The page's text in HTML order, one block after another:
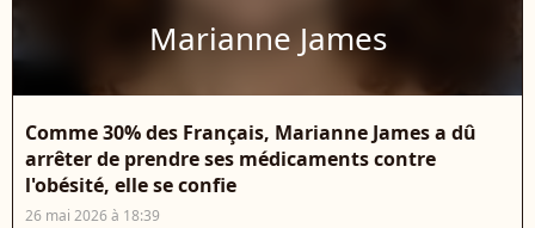
Marianne James
Comme 30% des Français, Marianne James a dû
arrêter de prendre ses médicaments contre
l'obésité, elle se confie
26 mai 2026 à 18:39